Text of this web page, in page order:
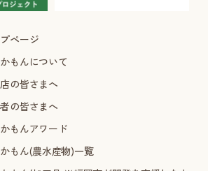
プページ
もんについて
の皆さまへ
の皆さまへ
もんアワード
もん(農水産物)一覧